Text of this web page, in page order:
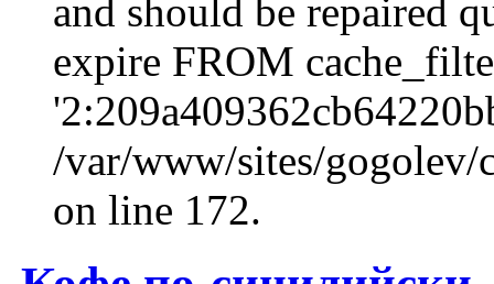
and should be repaired
expire FROM
/var/www/sites/gogolev/
on line 172.